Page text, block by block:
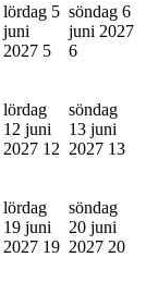
lördag 5
juni
2027 5
söndag 6
juni 2027
6
lördag
12 juni
2027 12
söndag
13 juni
2027 13
lördag
19 juni
2027 19
söndag
20 juni
2027 20